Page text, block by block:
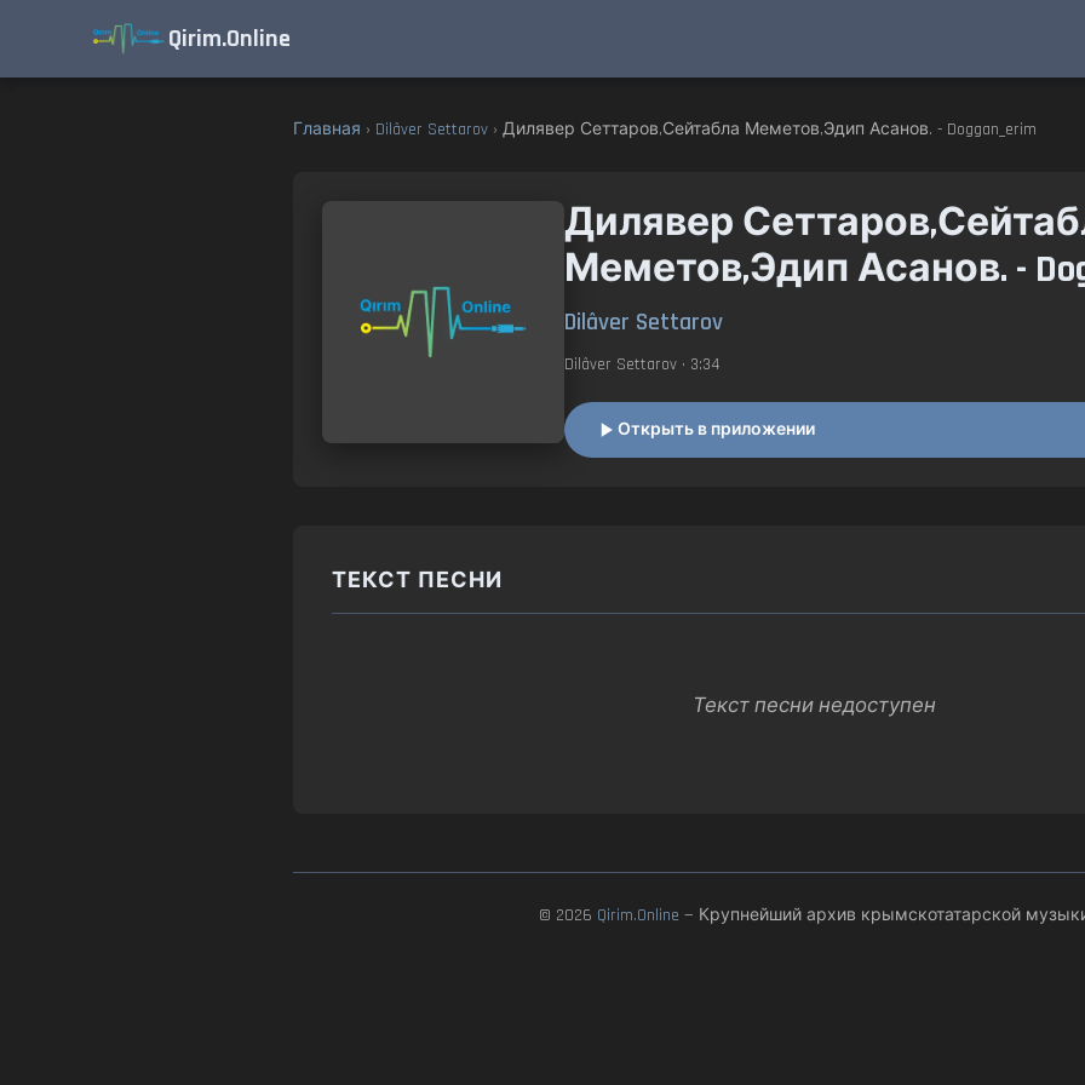
Qirim.Online
Главная › Dilâver Settarov › Дилявер Сеттаров,Сейтабла Меметов,Эдип Асанов. - Doggan_erim
Дилявер
Меметов,Эдип Асанов. -
Dilâver Settarov
Dilâver Settarov • 3:34
Открыть в приложении
ТЕКСТ ПЕСНИ
Текст песни недоступен
© 2026 Qirim.Online — Крупнейший архив крымскотатарской